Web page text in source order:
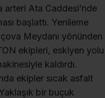
arteri Ata Caddesi’nde
başlattı. Yenileme
Meydanı yönünden
ekipleri, eskiyen yolu
kaldırdı.
ekipler sıcak asfalt
bir buçuk